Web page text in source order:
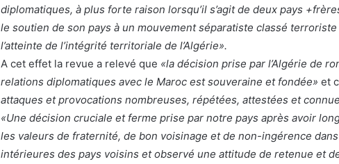
diplomatiques, à plus forte raison lorsqu’il s’agit de deux pays
le soutien de son pays à un mouvement séparatiste classé
l’atteinte de l’intégrité territoriale de l’Algérie».
A cet effet la revue a relevé que «la décision prise par l’Algérie de
relations diplomatiques avec le Maroc est souveraine et fondée» et
attaques et provocations nombreuses, répétées, attestées et
«Une décision cruciale et ferme prise par notre pays après avoir
les valeurs de fraternité, de bon voisinage et de non-ingérence
intérieures des pays voisins et observé une attitude de retenue et